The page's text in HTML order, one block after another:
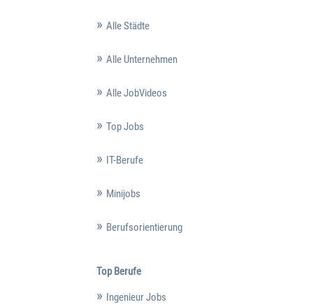
Alle Städte
Alle Unternehmen
Alle JobVideos
Top Jobs
IT-Berufe
Minijobs
Berufsorientierung
Top Berufe
Ingenieur Jobs